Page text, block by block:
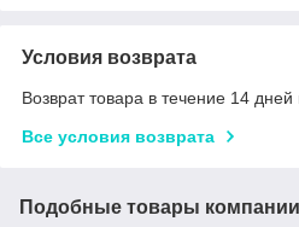
Условия возврата
Возврат товара в течение 14 дней
Все условия возврата
Подобные товары компании